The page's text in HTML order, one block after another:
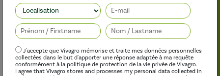
J'accepte que Vivagro mémorise et traite mes données personnelles
collectées dans le but d'apporter une réponse adaptée à ma requête
conformément à la politique de protection de la vie privée de Vivagro.
I agree that Vivagro stores and processes my personal data collected in